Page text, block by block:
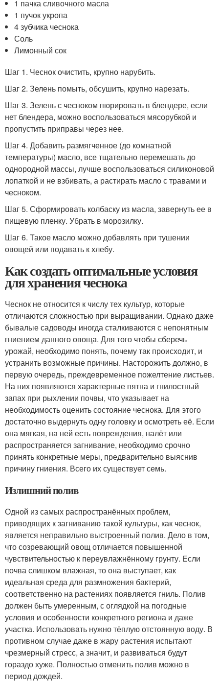
1 пачка сливочного масла
1 пучок укропа
4 зубчика чеснока
Соль
Лимонный сок
Шаг 1. Чеснок очистить, крупно нарубить.
Шаг 2. Зелень помыть, обсушить, крупно нарезать.
Шаг 3. Зелень с чесноком пюрировать в блендере, если
нет блендера, можно воспользоваться мясорубкой и
пропустить приправы через нее.
Шаг 4. Добавить размягченное (до комнатной
температуры) масло, все тщательно перемешать до
однородной массы, лучше воспользоваться силиконовой
лопаткой и не взбивать, а растирать масло с травами и
чесноком.
Шаг 5. Сформировать колбаску из масла, завернуть ее в
пищевую пленку. Убрать в морозилку.
Шаг 6. Такое масло можно добавлять при тушении
овощей или подавать к хлебу.
Как создать оптимальные условия
для хранения чеснока
Чеснок не относится к числу тех культур, которые
отличаются сложностью при выращивании. Однако даже
бывалые садоводы иногда сталкиваются с непонятным
гниением данного овоща. Для того чтобы сберечь
урожай, необходимо понять, почему так происходит, и
устранить возможные причины. Насторожить должно, в
первую очередь, преждевременное пожелтение листьев.
На них появляются характерные пятна и гнилостный
запах при рыхлении почвы, что указывает на
необходимость оценить состояние чеснока. Для этого
достаточно выдернуть одну головку и осмотреть её. Если
она мягкая, на ней есть повреждения, налёт или
распространяется загнивание, необходимо срочно
принять конкретные меры, предварительно выяснив
причину гниения. Всего их существует семь.
Излишний полив
Одной из самых распространённых проблем,
приводящих к загниванию такой культуры, как чеснок,
является неправильно выстроенный полив. Дело в том,
что созревающий овощ отличается повышенной
чувствительностью к переувлажнённому грунту. Если
почва слишком влажная, то она выступает, как
идеальная среда для размножения бактерий,
соответственно на растениях появляется гниль. Полив
должен быть умеренным, с оглядкой на погодные
условия и особенности конкретного региона и даже
участка. Использовать нужно тёплую отстоянную воду. В
противном случае даже в жару растения испытают
чрезмерный стресс, а значит, и развиваться будут
гораздо хуже. Полностью отменить полив можно в
период дождей.